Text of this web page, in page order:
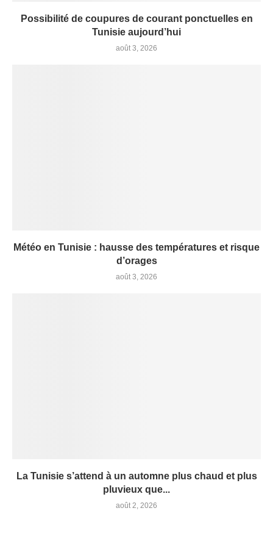
Possibilité de coupures de courant ponctuelles en
Tunisie aujourd’hui
août 3, 2026
Météo en Tunisie : hausse des températures et risque
d’orages
août 3, 2026
La Tunisie s’attend à un automne plus chaud et plus
pluvieux que...
août 2, 2026